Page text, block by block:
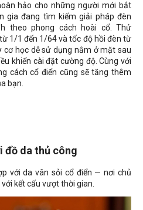
hảo cho những người mới bắt
gia đang tìm kiếm giải pháp đèn
theo phong cách hoài cổ. Thử
1/1 đến 1/64 và tốc độ hồi đèn từ
cơ học dễ sử dụng nằm ở mặt sau
khiển cài đặt cường độ. Cùng với
cách cổ điển cũng sẽ tăng thêm
bạn.
đồ da thủ công
với da vân sỏi cổ điển — nơi chủ
kết cấu vượt thời gian.